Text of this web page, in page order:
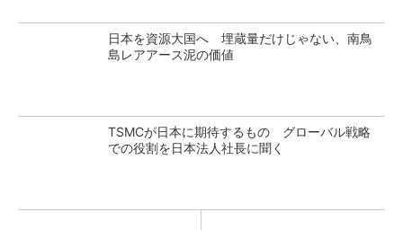
日本を資源大国へ 埋蔵量だけじゃない、南鳥
島レアアース泥の価値
TSMCが日本に期待するもの グローバル戦略
での役割を日本法人社長に聞く